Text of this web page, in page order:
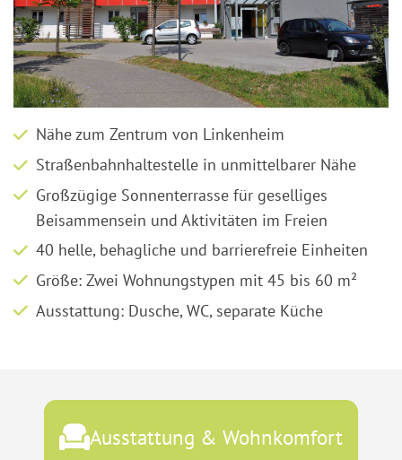
Nähe zum Zentrum von Linkenheim
Straßenbahnhaltestelle in unmittelbarer Nähe
Großzügige Sonnenterrasse für geselliges
Beisammensein und Aktivitäten im Freien
40 helle, behagliche und barrierefreie Einheiten
Größe: Zwei Wohnungstypen mit 45 bis 60 m²
Ausstattung: Dusche, WC, separate Küche
Ausstattung & Wohnkomfort